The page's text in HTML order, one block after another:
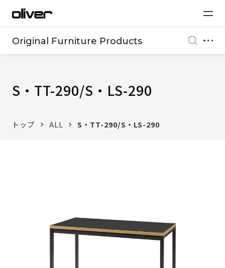
Original Furniture Products
S・TT-290/S・LS-290
トップ ALL S・TT-290/S・LS-290